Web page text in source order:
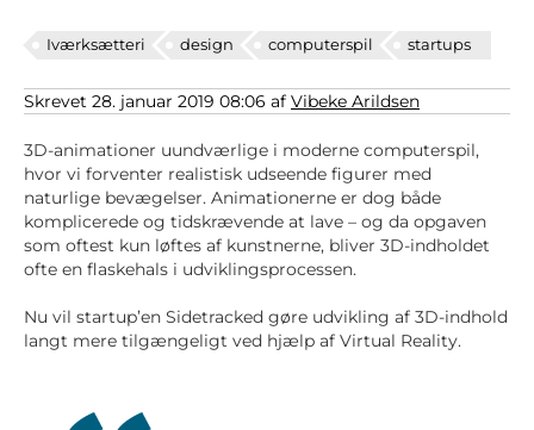
Iværksætteri design computerspil startups
Skrevet 28. januar 2019 08:06 af Vibeke Arildsen
3D-animationer uundværlige i moderne computerspil,
hvor vi forventer realistisk udseende figurer med
naturlige bevægelser. Animationerne er dog både
komplicerede og tidskrævende at lave – og da opgaven
som oftest kun løftes af kunstnerne, bliver 3D-indholdet
ofte en flaskehals i udviklingsprocessen.
Nu vil startup’en Sidetracked gøre udvikling af 3D-indhold
langt mere tilgængeligt ved hjælp af Virtual Reality.